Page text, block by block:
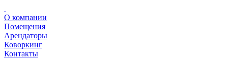
О компании
Помещения
Арендаторы
Коворкинг
Контакты